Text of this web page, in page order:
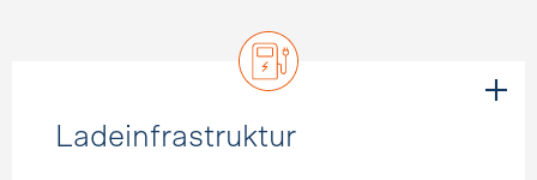
Ladeinfrastruktur